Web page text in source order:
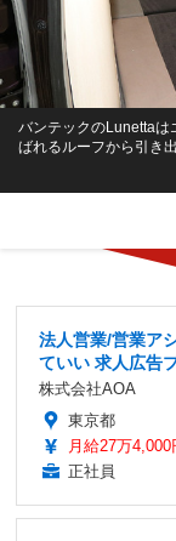
バンテックのLunettaは
ばれるルーフから引き
法人営業/営業ア
ていい 求人広告
株式会社AOA
東京都
月給27万4,000
正社員